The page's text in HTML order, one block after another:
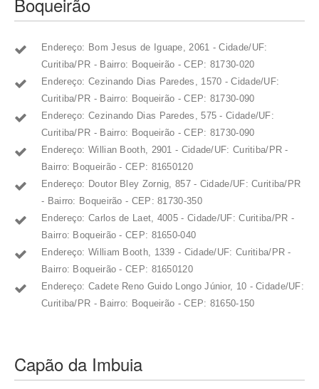
Endereço: Bom Jesus de Iguape, 2061 - Cidade/UF:
Curitiba/PR - Bairro: Boqueirão - CEP: 81730-020
Endereço: Cezinando Dias Paredes, 1570 - Cidade/UF:
Curitiba/PR - Bairro: Boqueirão - CEP: 81730-090
Endereço: Cezinando Dias Paredes, 575 - Cidade/UF:
Curitiba/PR - Bairro: Boqueirão - CEP: 81730-090
Endereço: Willian Booth, 2901 - Cidade/UF: Curitiba/PR -
Bairro: Boqueirão - CEP: 81650120
Endereço: Doutor Bley Zornig, 857 - Cidade/UF: Curitiba/PR
- Bairro: Boqueirão - CEP: 81730-350
Endereço: Carlos de Laet, 4005 - Cidade/UF: Curitiba/PR -
Bairro: Boqueirão - CEP: 81650-040
Endereço: William Booth, 1339 - Cidade/UF: Curitiba/PR -
Bairro: Boqueirão - CEP: 81650120
Endereço: Cadete Reno Guido Longo Júnior, 10 - Cidade/UF:
Curitiba/PR - Bairro: Boqueirão - CEP: 81650-150
Capão da Imbuia